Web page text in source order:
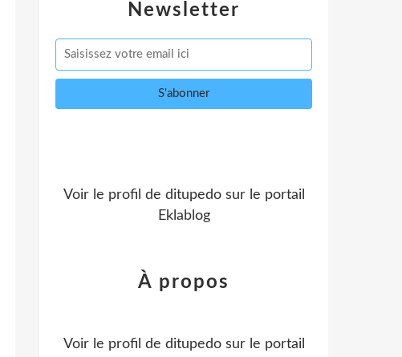
Newsletter
Voir le profil de ditupedosur le portail
Eklablog
À propos
Voir le profil de ditupedosur le portail